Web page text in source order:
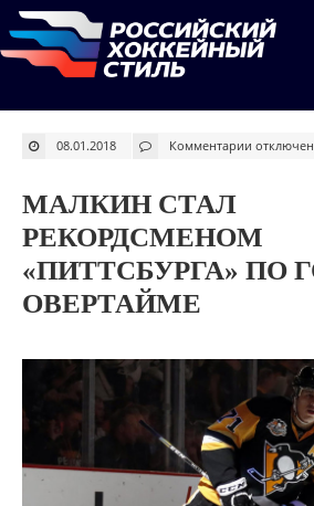
08.01.2018 Комментарии к
голам
в
МАЛКИН СТАЛ
РЕКОРДСМЕНОМ
«ПИТТСБУРГА» ПО
ОВЕРТАЙМЕ